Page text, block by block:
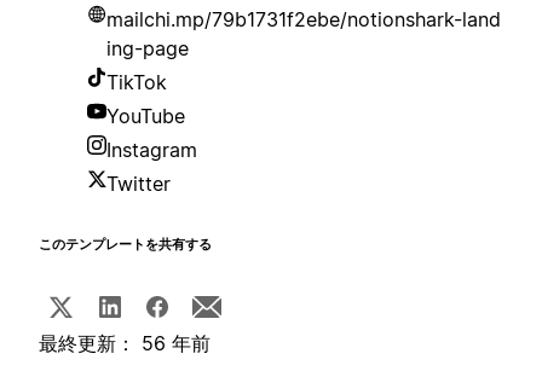
mailchi.mp/79b1731f2ebe/notionshark-land
ing-page
TikTok
YouTube
Instagram
Twitter
このテンプレートを共有する
最終更新： 56 年前